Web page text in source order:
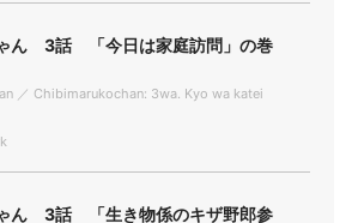
ん 3話 「今日は家庭訪問」の巻
／ Chibimarukochan: 3wa. Kyo wa katei
ん 3話 「生き物係のキザ野郎参